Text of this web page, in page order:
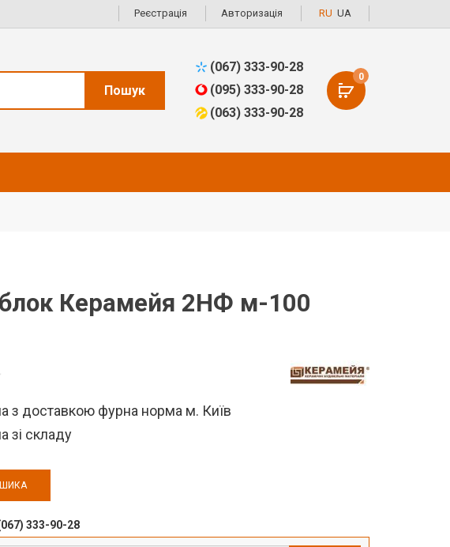
Реєстрація Авторизація RU UA
Пошук
(067) 333-90-28
(095) 333-90-28
(063) 333-90-28
0
Керамейя 2НФ м-100
з доставкою фурна норма м. Київ
зі складу
333-90-28